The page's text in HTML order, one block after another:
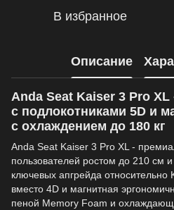
В избранное
Описание
Anda Seat Kaiser 3 Pro XL
с подлокотниками 5D и
с охлаждением до 180 кг
Anda Seat Kaiser 3 Pro XL -
пользователей ростом до 210 см
ключевых апгрейда относительно
вместо 4D и магнитная
пеной Memory Foam и